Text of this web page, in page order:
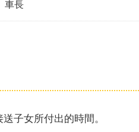
車長
子女所付出的時間。